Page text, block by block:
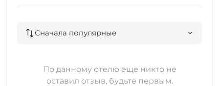
Сначала популярные
По данному отелю еще никто не
оставил отзыв, будьте первым.